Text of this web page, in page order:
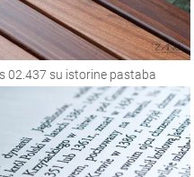
02.437 su istorine pastaba